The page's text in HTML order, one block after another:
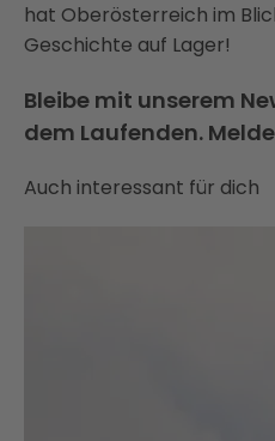
hat Oberösterreich im
Geschichte auf Lager!
Bleibe mit unserem
dem Laufenden.
Auch interessant für dich